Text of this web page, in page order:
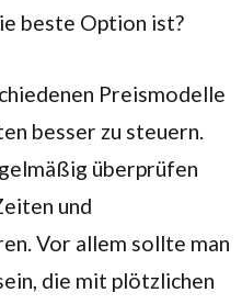
beste Option ist?
Preismodelle
besser zu steuern.
überprüfen
und
Vor allem sollte man
die mit plötzlichen